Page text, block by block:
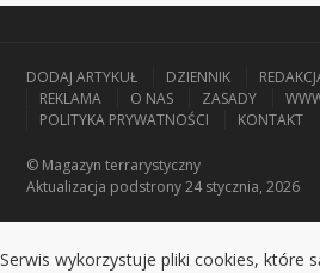
DODAJ ARTYKUŁ DZIENNIK
REKLAMA
O NAS ZASADY
POLITYKA PRYWATNOŚCI
KONTAKT
© Magazyn terrarystyczny
Aktualizacja podstrony 24 stycznia, 2026
Serwis wykorzystuje pliki cookies, które